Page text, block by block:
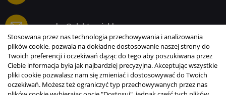
sprzedaz@elektrogielda.com
ELEKTROGIEŁDA SZ.ŻACZKIEWICZ; M.KARLIŃSKI
SP.J.
Stosowana przez nas technologia przechowywania i analizowania
plików cookie, pozwala na dokładne dostosowanie naszej strony do
Twoich preferencji i oczekiwań dążąc do tego aby poszukiwana przez
Ciebie informacja była jak najbardziej precyzyjna. Akceptując wszystkie
pliki cookie pozwalasz nam się zmieniać i dostosowywać do Twoich
oczekiwań. Możesz też ograniczyć typ przechowywanych przez nas